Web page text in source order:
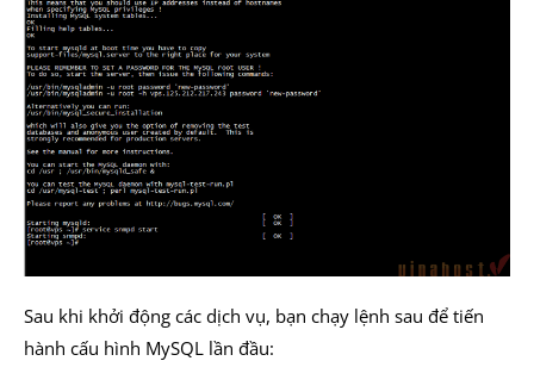
Sau khi khởi động các dịch vụ, bạn chạy lệnh sau để tiến
hành cấu hình MySQL lần đầu: